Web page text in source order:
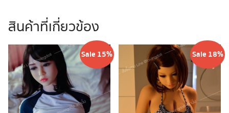
สินค้าที่เกี่ยวข้อง
Sale 15% Sale 18%